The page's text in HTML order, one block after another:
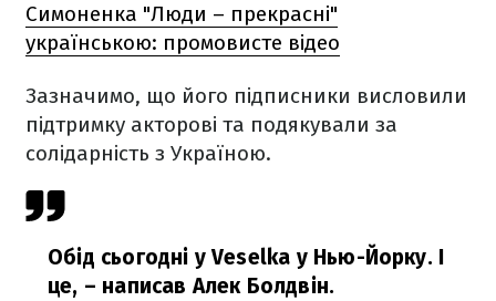
Симоненка "Люди – прекрасні"
українською: промовисте відео
Зазначимо, що його підписники висловили
підтримку акторові та подякували за
солідарність з Україною.
Обід сьогодні у Veselka у Нью-Йорку. І
це, – написав Алек Болдвін.